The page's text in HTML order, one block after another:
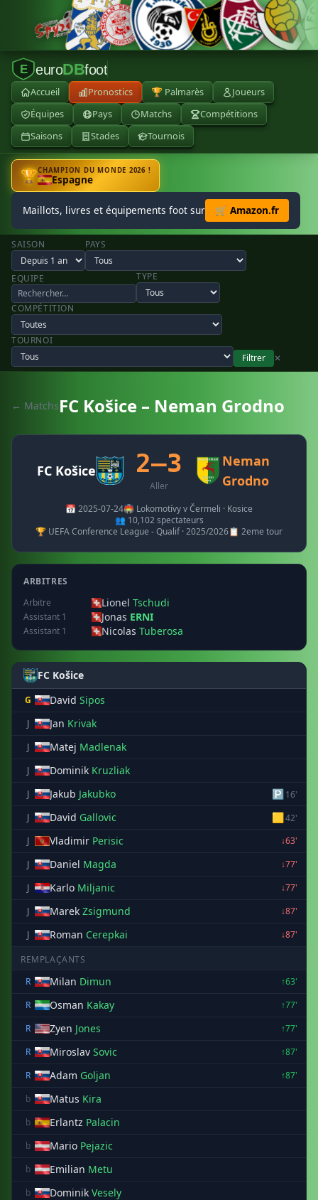
E euroDBfoot
Accueil Pronostics 🏆 Palmarès
Joueurs
Équipes
Pays Matchs
Compétitions
Saisons
Stades Tournois
🏆CHAMPION DU MONDE 2026 !
Espagne
Maillots, livres et équipements foot sur 🛒 Amazon.fr
SAISON PAYS
EQUIPE TYPE
COMPÉTITION
TOURNOI
Filtrer
✕
← MatchsFC Košice – Neman Grodno
FC Košice 2–3
Aller
Neman
Grodno
📅 2025-07-24🏟️ Lokomotívy v Čermeli · Kosice
👥 10,102 spectateurs
🏆 UEFA Conference League - Qualif · 2025/2026📋 2eme tour
ARBITRES
Arbitre
Lionel Tschudi
Assistant 1 Jonas ERNI
Assistant 1 Nicolas Tuberosa
FC Košice
G David Sipos
J Jan Krivak
J Matej Madlenak
J Dominik Kruzliak
J Jakub Jakubko 🅿16'
J
David Gallovic 🟨42'
J
Vladimir Perisic
↓63'
J
Daniel Magda
↓77'
J
Karlo Miljanic
↓77'
J
Marek Zsigmund
↓87'
J
Roman Cerepkai ↓87'
REMPLAÇANTS
R
Milan Dimun
↑63'
R
Osman Kakay
↑77'
R
Zyen Jones
↑77'
R
Miroslav Sovic
↑87'
R
Adam Goljan
↑87'
b
Matus Kira
b Erlantz Palacin
b Mario Pejazic
b Emilian Metu
b Dominik Vesely